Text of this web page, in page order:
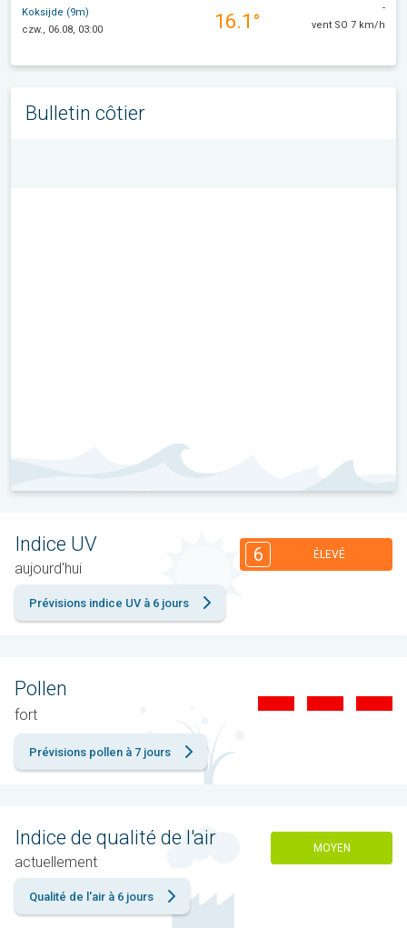
Koksijde (9m)
czw., 06.08, 03:00
16.1°
-
vent SO 7 km/h
Bulletin côtier
Indice UV
aujourd'hui
6 ÉLEVÉ
Prévisions indice UV à 6 jours
Pollen
fort
Prévisions pollen à 7 jours
Indice de qualité de l'air
actuellement
MOYEN
Qualité de l'air à 6 jours